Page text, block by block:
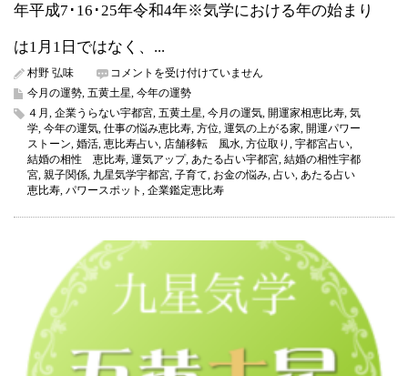
年平成7･16･25年令和4年※気学における年の始まり
は1月1日ではなく、...
村野 弘味
五
黄
星
2026
年
4
月
の
（今
月
の
運
気）
は
コメントを受け付けていません
今月の運勢 五黄土星 今年の運勢
４月 企業うらない宇都宮 五黄土星 今月の運気 開運家相恵比寿 気
学 今年の運気 仕事の悩み恵比寿 方位 運気の上がる家 開運パワー
ストーン 婚活 恵比寿占い 店舗移転 風水 方位取り 宇都宮占い
結婚の相性 恵比寿 運気アップ, あたる占い宇都宮 結婚の相性宇都
宮 親子関係 九星気学宇都宮 子育て お金の悩み 占い あたる占い
恵比寿 パワースポット 企業鑑定恵比寿